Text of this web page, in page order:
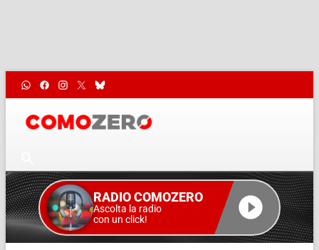
RADIO COMOZERO
Ascolta la radio
con un click!